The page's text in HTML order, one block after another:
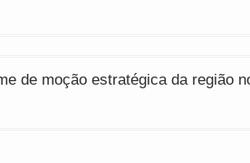
de moção estratégica da região